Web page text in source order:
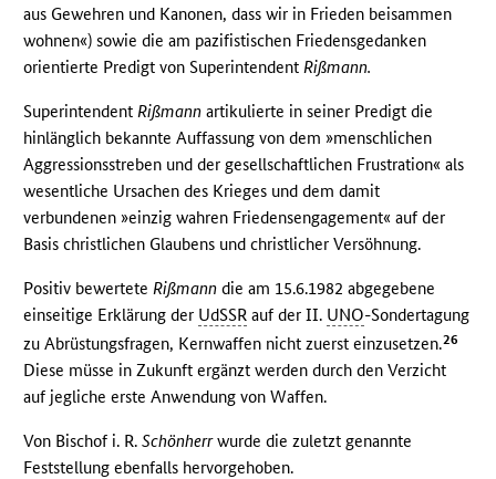
aus Gewehren und Kanonen, dass wir in Frieden beisammen
wohnen«) sowie die am pazifistischen Friedensgedanken
orientierte Predigt von SuperintendentRißmann.
SuperintendentRißmann artikulierte in seiner Predigt die
hinlänglich bekannte Auffassung von dem »menschlichen
Aggressionsstreben und der gesellschaftlichen Frustration« als
wesentliche Ursachen des Krieges und dem damit
verbundenen »einzig wahren Friedensengagement« auf der
Basis christlichen Glaubens und christlicher Versöhnung.
Positiv bewerteteRißmann die am 15.6.1982 abgegebene
einseitige Erklärung der UdSSR auf der II. UNO-Sondertagung
zu Abrüstungsfragen, Kernwaffen nicht zuerst einzusetzen.26
Diese müsse in Zukunft ergänzt werden durch den Verzicht
auf jegliche erste Anwendung von Waffen.
Von Bischof i. R.Schönherrwurde die zuletzt genannte
Feststellung ebenfalls hervorgehoben.